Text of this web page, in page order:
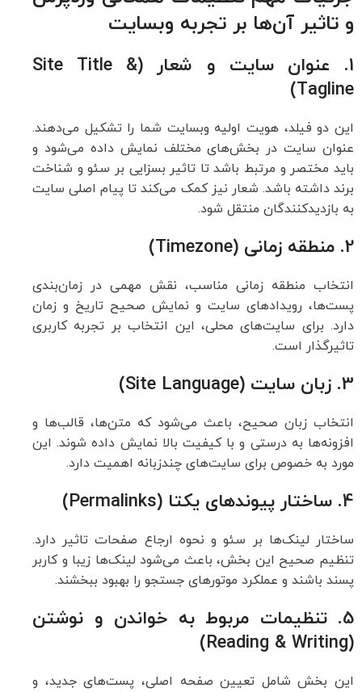
و تاثیر آن‌ها بر تجربه وبسایت
1. عنوان سایت و شعار (Site Title &
Tagline)
این دو فیلد، هویت اولیه وبسایت شما را تشکیل می‌دهند.
عنوان سایت در بخش‌های مختلف نمایش داده می‌شود و
باید مختصر و مرتبط باشد تا تاثیر بسزایی بر سئو و شناخت
برند داشته باشد. شعار نیز کمک می‌کند تا پیام اصلی سایت
به بازدیدکنندگان منتقل شود.
2. منطقه زمانی (Timezone)
انتخاب منطقه زمانی مناسب، نقش مهمی در زمان‌بندی
پست‌ها، رویدادهای سایت و نمایش صحیح تاریخ و زمان
دارد. برای سایت‌های محلی، این انتخاب بر تجربه کاربری
تاثیرگذار است.
3. زبان سایت (Site Language)
انتخاب زبان صحیح، باعث می‌شود که متن‌ها، قالب‌ها و
افزونه‌ها به درستی و با کیفیت بالا نمایش داده شوند. این
مورد به خصوص برای سایت‌های چندزبانه اهمیت دارد.
4. ساختار پیوندهای یکتا (Permalinks)
ساختار لینک‌ها بر سئو و نحوه ارجاع صفحات تاثیر دارد.
تنظیم صحیح این بخش، باعث می‌شود لینک‌ها زیبا و کاربر
پسند باشند و عملکرد موتورهای جستجو را بهبود ببخشند.
5. تنظیمات مربوط به خواندن و نوشتن
(Reading & Writing)
این بخش شامل تعیین صفحه اصلی، پست‌های جدید، و